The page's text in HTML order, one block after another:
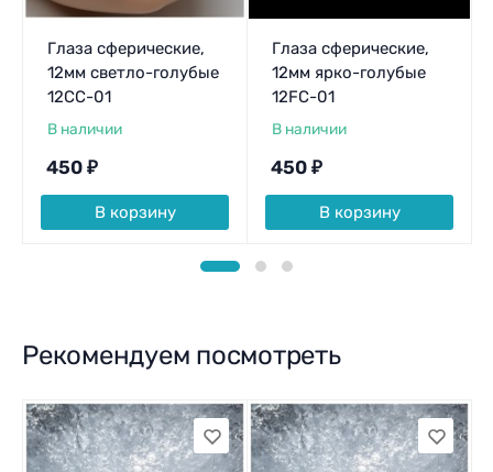
Глаза сферические,
12мм светло-голубые
12CC-01
В наличии
450 ₽
В корзину
Глаза сферические,
12мм ярко-голубые
12FC-01
В наличии
450 ₽
В корзину
Рекомендуем посмотреть